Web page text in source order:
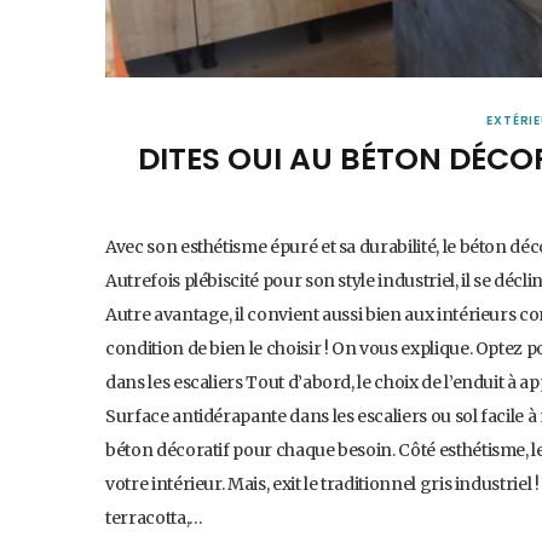
DITES OUI AU BÉTON
Avec son esthétisme épuré et sa durabilité, le béton
Autrefois plébiscité pour son style industriel, il se
Autre avantage, il convient aussi bien aux intérieurs
condition de bien le choisir ! On vous explique. Optez
dans les escaliers Tout d’abord, le choix de l’enduit à
Surface antidérapante dans les escaliers ou sol facile
béton décoratif pour chaque besoin. Côté
votre intérieur. Mais, exit le traditionnel gris industriel !
terracotta,…